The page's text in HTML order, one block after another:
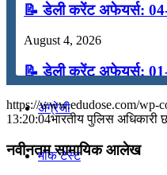
तर्कशक्ति
कंप्यूटर
अंग्रेजी
मॉक टेस्ट
📝 डेली करेंट अफेयर्स:
August 4, 2026
📝 डेली करेंट अफेयर्स:
July 31, 2026
📝 डेली करेंट अफेयर्स:
July 28, 2026
https://www.edudose.com/wp-
13:20:04भारतीय पुलिस अधिकारी
नवीनतम सामायिक आलेख